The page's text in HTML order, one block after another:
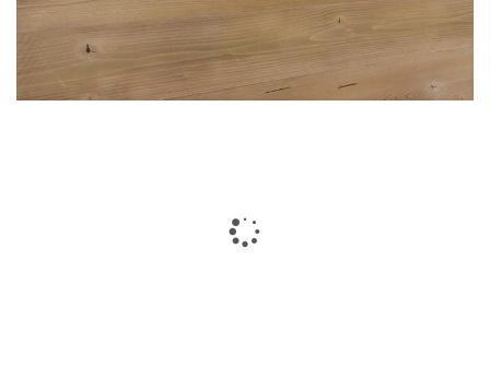
תקני איכות
צרו קשר